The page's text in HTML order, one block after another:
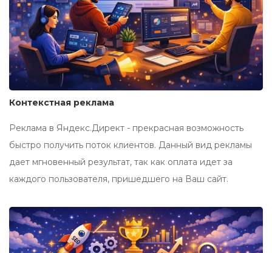
Контекстная реклама
Реклама в Яндекс.Директ - прекрасная возможность
быстро получить поток клиентов. Данный вид рекламы
дает мгновенный результат, так как оплата идет за
каждого пользователя, пришедшего на Ваш сайт.